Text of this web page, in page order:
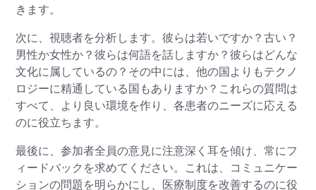
きます。
次に、視聴者を分析します。彼らは若いですか？古い？
男性か女性か？彼らは何語を話しますか？彼らはどんな
文化に属しているの？その中には、他の国よりもテクノ
ロジーに精通している国もありますか？これらの質問は
すべて、より良い環境を作り、各患者のニーズに応える
のに役立ちます。
最後に、参加者全員の意見に注意深く耳を傾け、常にフ
ィードバックを求めてください。これは、コミュニケー
ションの問題を明らかにし、医療制度を改善するのに役